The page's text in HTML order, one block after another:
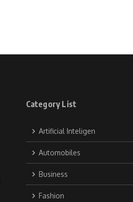
Category List
Artificial Inteligen
Automobiles
Business
Fashion